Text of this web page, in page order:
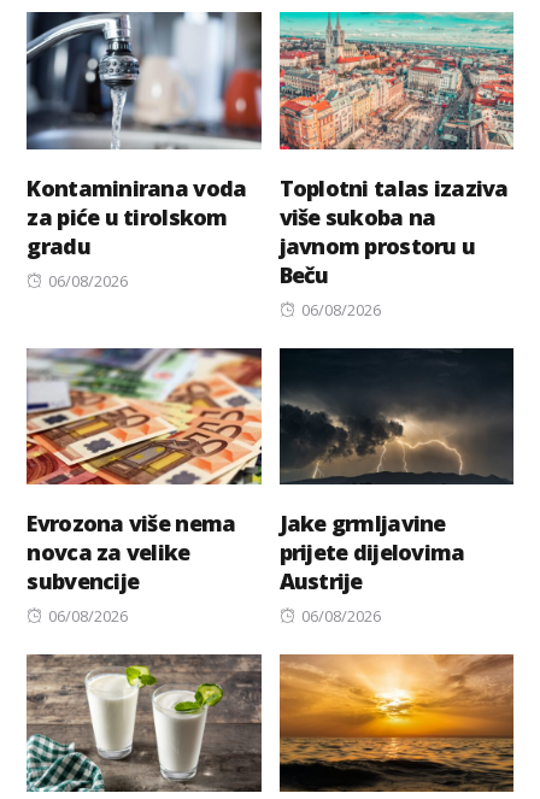
Kontaminirana voda
za piće u tirolskom
gradu
Posted
06/08/2026
Toplotni talas izaziva
više sukoba na
javnom prostoru u
Beču
Posted
06/08/2026
Evrozona više nema
novca za velike
subvencije
Posted
06/08/2026
Jake grmljavine
prijete dijelovima
Austrije
Posted
06/08/2026